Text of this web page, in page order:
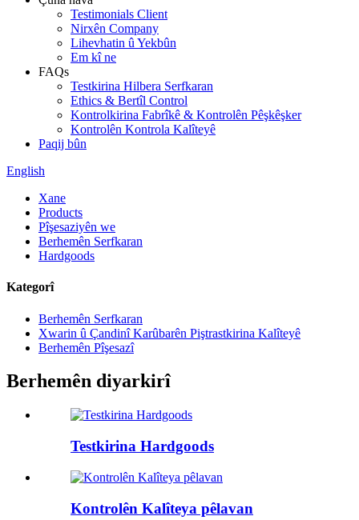
Testimonials Client
Nirxên Company
Lihevhatin û Yekbûn
Em kî ne
FAQs
Testkirina Hilbera Serfkaran
Ethics & Bertîl Control
Kontrolkirina Fabrîkê & Kontrolên Pêşkêşker
Kontrolên Kontrola Kalîteyê
Paqij bûn
English
Xane
Products
Pîşesaziyên we
Berhemên Serfkaran
Hardgoods
Kategorî
Berhemên Serfkaran
Xwarin û Çandinî Karûbarên Piştrastkirina Kalîteyê
Berhemên Pîşesazî
Berhemên diyarkirî
Testkirina Hardgoods
Kontrolên Kalîteya pêlavan